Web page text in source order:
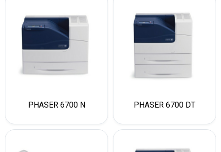
PHASER 6700 N PHASER 6700 DT